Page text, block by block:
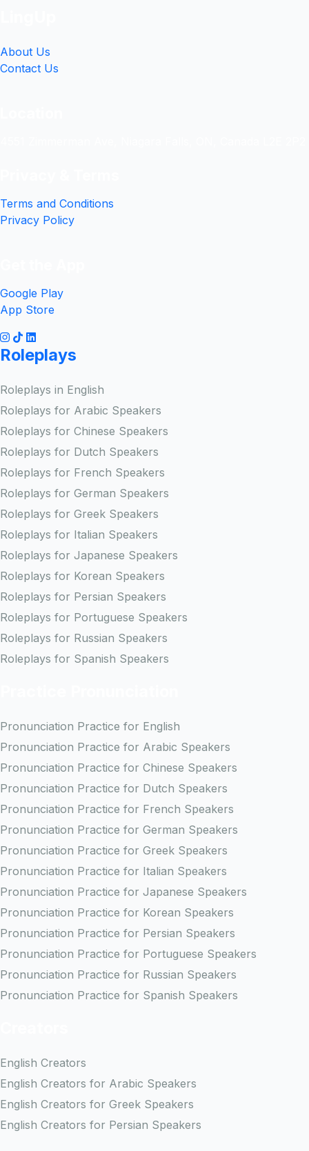
About Us
Contact Us
Terms and Conditions
Privacy Policy
Google Play
App Store
Roleplays
Roleplays in English
Roleplays for Arabic Speakers
Roleplays for Chinese Speakers
Roleplays for Dutch Speakers
Roleplays for French Speakers
Roleplays for German Speakers
Roleplays for Greek Speakers
Roleplays for Italian Speakers
Roleplays for Japanese Speakers
Roleplays for Korean Speakers
Roleplays for Persian Speakers
Roleplays for Portuguese Speakers
Roleplays for Russian Speakers
Roleplays for Spanish Speakers
Pronunciation Practice for English
Pronunciation Practice for Arabic Speakers
Pronunciation Practice for Chinese Speakers
Pronunciation Practice for Dutch Speakers
Pronunciation Practice for French Speakers
Pronunciation Practice for German Speakers
Pronunciation Practice for Greek Speakers
Pronunciation Practice for Italian Speakers
Pronunciation Practice for Japanese Speakers
Pronunciation Practice for Korean Speakers
Pronunciation Practice for Persian Speakers
Pronunciation Practice for Portuguese Speakers
Pronunciation Practice for Russian Speakers
Pronunciation Practice for Spanish Speakers
English Creators
English Creators for Arabic Speakers
English Creators for Greek Speakers
English Creators for Persian Speakers